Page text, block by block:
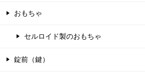
おもちゃ
セルロイド製のおもちゃ
錠前（鍵）